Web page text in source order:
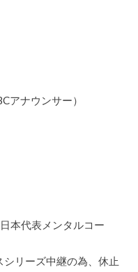
アナウンサー）
本代表メンタルコー
リーズ中継の為、休止